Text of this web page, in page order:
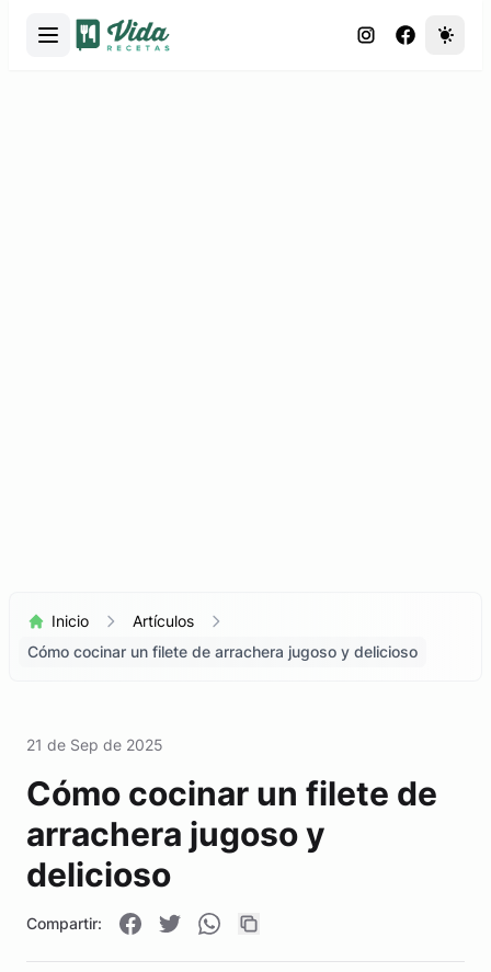
Inicio
Artículos
Cómo cocinar un filete de arrachera jugoso y delicioso
21 de Sep de 2025
Cómo cocinar un filete de
arrachera jugoso y
delicioso
Compartir: